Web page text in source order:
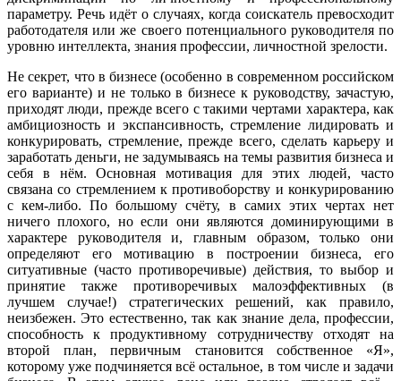
параметру. Речь идёт о случаях, когда соискатель превосходит
работодателя или же своего потенциального руководителя по
уровню интеллекта, знания профессии, личностной зрелости.
Не секрет, что в бизнесе (особенно в современном российском
его варианте) и не только в бизнесе к руководству, зачастую,
приходят люди, прежде всего с такими чертами характера, как
амбициозность и экспансивность, стремление лидировать и
конкурировать, стремление, прежде всего, сделать карьеру и
заработать деньги, не задумываясь на темы развития бизнеса и
себя в нём. Основная мотивация для этих людей, часто
связана со стремлением к противоборству и конкурированию
с кем-либо. По большому счёту, в самих этих чертах нет
ничего плохого, но если они являются доминирующими в
характере руководителя и, главным образом, только они
определяют его мотивацию в построении бизнеса, его
ситуативные (часто противоречивые) действия, то выбор и
принятие также противоречивых малоэффективных (в
лучшем случае!) стратегических решений, как правило,
неизбежен. Это естественно, так как знание дела, профессии,
способность к продуктивному сотрудничеству отходят на
второй план, первичным становится собственное «Я»,
которому уже подчиняется всё остальное, в том числе и задачи